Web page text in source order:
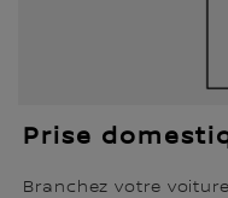
Prise
Branchez votre